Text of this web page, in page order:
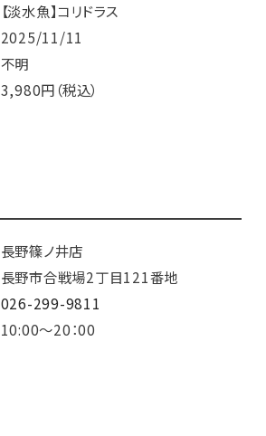
【淡水魚】コリドラス
2025/11/11
不明
3,980円（税込）
長野篠ノ井店
長野市合戦場2丁目121番地
026-299-9811
10:00～20：00